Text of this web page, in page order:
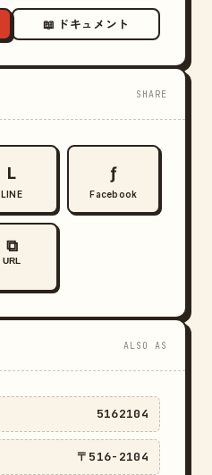
📖 ドキュメント
SHARE
L
LINE
ƒ
Facebook
⧉
URL
ALSO AS
5162104
〒516-2104